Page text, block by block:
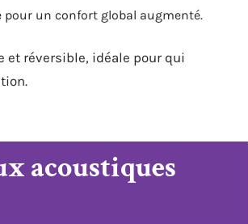
un confort global augmenté.
et réversible, idéale pour qui
acoustiques